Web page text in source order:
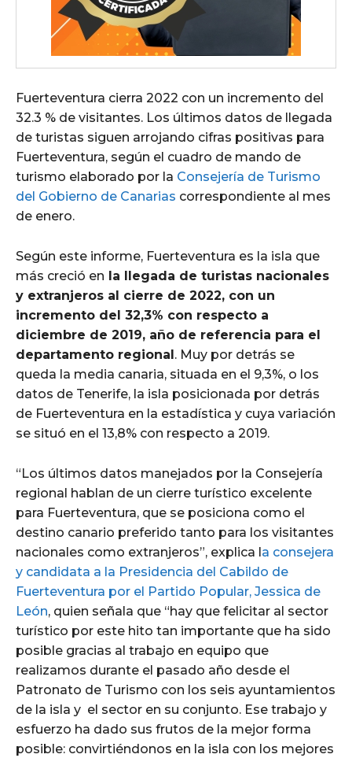
Fuerteventura cierra 2022 con un incremento del
32.3 % de visitantes. Los últimos datos de llegada
de turistas siguen arrojando cifras positivas para
Fuerteventura, según el cuadro de mando de
turismo elaborado por la Consejería de Turismo
del Gobierno de Canarias correspondiente al mes
de enero.
Según este informe, Fuerteventura es la isla que
más creció en la llegada de turistas nacionales
y extranjeros al cierre de 2022, con un
incremento del 32,3% con respecto a
diciembre de 2019, año de referencia para el
departamento regional. Muy por detrás se
queda la media canaria, situada en el 9,3%, o los
datos de Tenerife, la isla posicionada por detrás
de Fuerteventura en la estadística y cuya variación
se situó en el 13,8% con respecto a 2019.
“Los últimos datos manejados por la Consejería
regional hablan de un cierre turístico excelente
para Fuerteventura, que se posiciona como el
destino canario preferido tanto para los visitantes
nacionales como extranjeros”, explica la consejera
y candidata a la Presidencia del Cabildo de
Fuerteventura por el Partido Popular, Jessica de
León, quien señala que “hay que felicitar al sector
turístico por este hito tan importante que ha sido
posible gracias al trabajo en equipo que
realizamos durante el pasado año desde el
Patronato de Turismo con los seis ayuntamientos
de la isla y el sector en su conjunto. Ese trabajo y
esfuerzo ha dado sus frutos de la mejor forma
posible: convirtiéndonos en la isla con los mejores